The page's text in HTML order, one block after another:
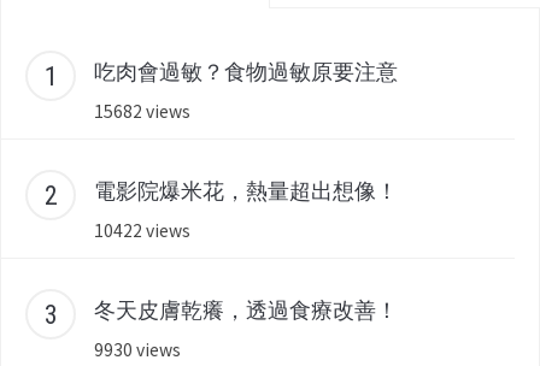
吃肉會過敏？食物過敏原要注意
15682 views
電影院爆米花，熱量超出想像！
10422 views
冬天皮膚乾癢，透過食療改善！
9930 views